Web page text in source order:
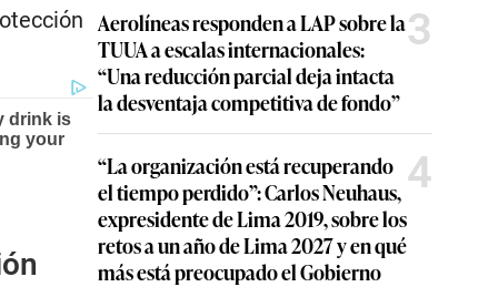
Aerolíneas responden a LAP sobre la
TUUA a escalas internacionales:
“Una reducción parcial deja intacta
la desventaja competitiva de fondo”
3
“La organización está recuperando
el tiempo perdido”: Carlos Neuhaus,
expresidente de Lima 2019, sobre los
retos a un año de Lima 2027 y en qué
más está preocupado el Gobierno
4